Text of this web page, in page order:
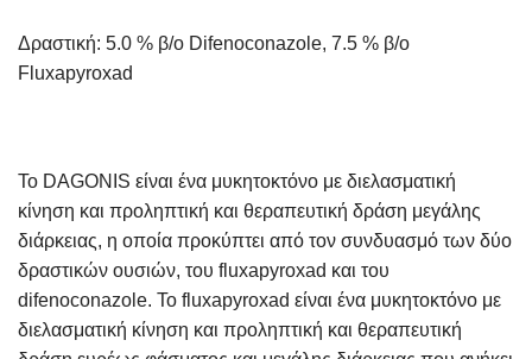
Δραστική: 5.0 % β/ο Difenoconazole, 7.5 % β/ο
Fluxapyroxad
Το DAGONIS είναι ένα μυκητοκτόνο με διελασματική
κίνηση και προληπτική και θεραπευτική δράση μεγάλης
διάρκειας, η οποία προκύπτει από τον συνδυασμό των δύο
δραστικών ουσιών, του fluxapyroxad και του
difenoconazole. Το fluxapyroxad είναι ένα μυκητοκτόνο με
διελασματική κίνηση και προληπτική και θεραπευτική